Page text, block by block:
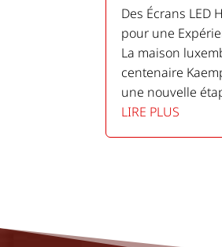
Des Écrans LED
pour une
La maison
centenaire
une nouvelle
LIRE PLUS